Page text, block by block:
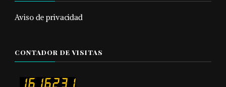
Aviso de privacidad
CONTADOR DE VISITAS